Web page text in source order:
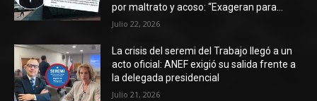
por maltrato y acoso: “Exageran para...
Julio 22, 2026
La crisis del seremi del Trabajo llegó a un
acto oficial: ANEF exigió su salida frente a
la delegada presidencial
Julio 21, 2026